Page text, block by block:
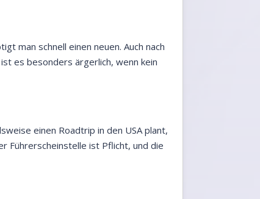
man schnell einen neuen. Auch nach
es besonders ärgerlich, wenn kein
einen Roadtrip in den USA plant,
Führerscheinstelle ist Pflicht, und die